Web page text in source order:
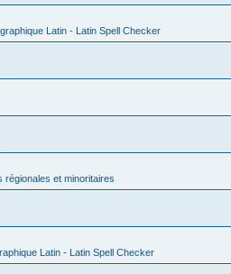
Latin - Latin Spell Checker
régionales et minoritaires
Latin - Latin Spell Checker